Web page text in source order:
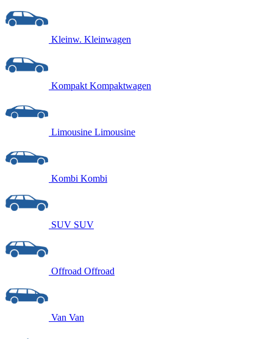
Kleinw. Kleinwagen
Kompakt Kompaktwagen
Limousine Limousine
Kombi Kombi
SUV SUV
Offroad Offroad
Van Van